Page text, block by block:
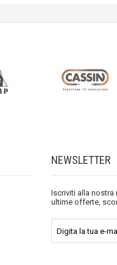
NEWSLETTER
Iscriviti alla nostra
ultime offerte,